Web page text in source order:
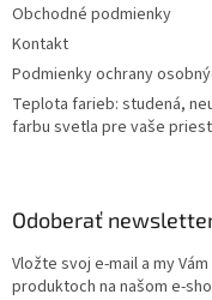
Obchodné podmienky
Kontakt
Podmienky ochrany
Teplota farieb: studená,
farbu svetla pre vaše
Odoberať
Vložte svoj e-mail a my
produktoch na našom e-